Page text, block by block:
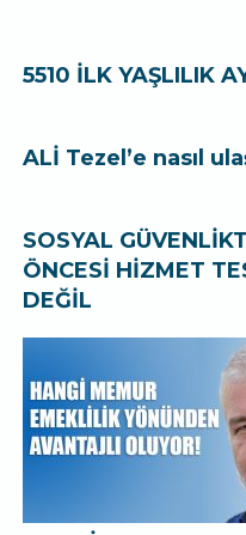
5510 İLK YAŞLILIK
ALİ Tezel’e nasıl
SOSYAL
ÖNCESİ HİZMET
DEĞİL